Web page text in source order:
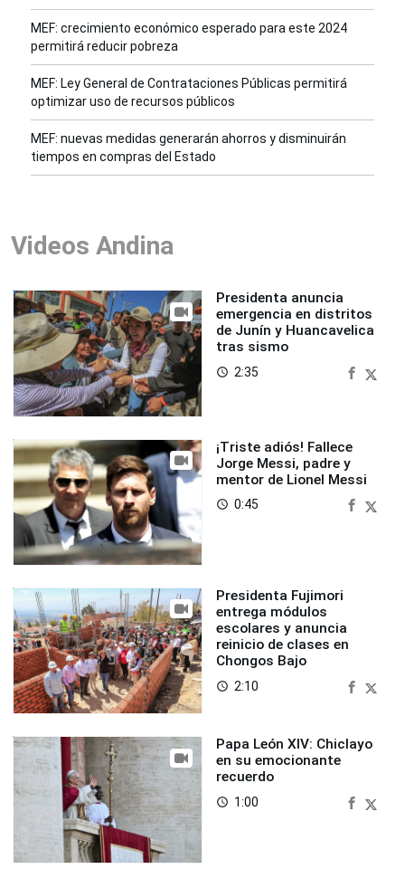
MEF: crecimiento económico esperado para este 2024
permitirá reducir pobreza
MEF: Ley General de Contrataciones Públicas permitirá
optimizar uso de recursos públicos
MEF: nuevas medidas generarán ahorros y disminuirán
tiempos en compras del Estado
Videos Andina
Presidenta anuncia
emergencia en distritos
de Junín y Huancavelica
tras sismo
access_time 2:35
¡Triste adiós! Fallece
Jorge Messi, padre y
mentor de Lionel Messi
access_time 0:45
Presidenta Fujimori
entrega módulos
escolares y anuncia
reinicio de clases en
Chongos Bajo
access_time 2:10
Papa León XIV: Chiclayo
en su emocionante
recuerdo
access_time 1:00